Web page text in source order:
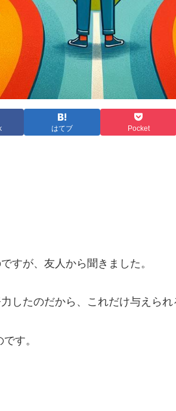
はてブ Pocket
すが、友人から聞きました。
したのだから、これだけ与えられ
す。